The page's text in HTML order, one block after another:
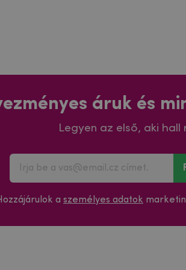
áruk és
Legyen az első, aki hall
a személyes adatok